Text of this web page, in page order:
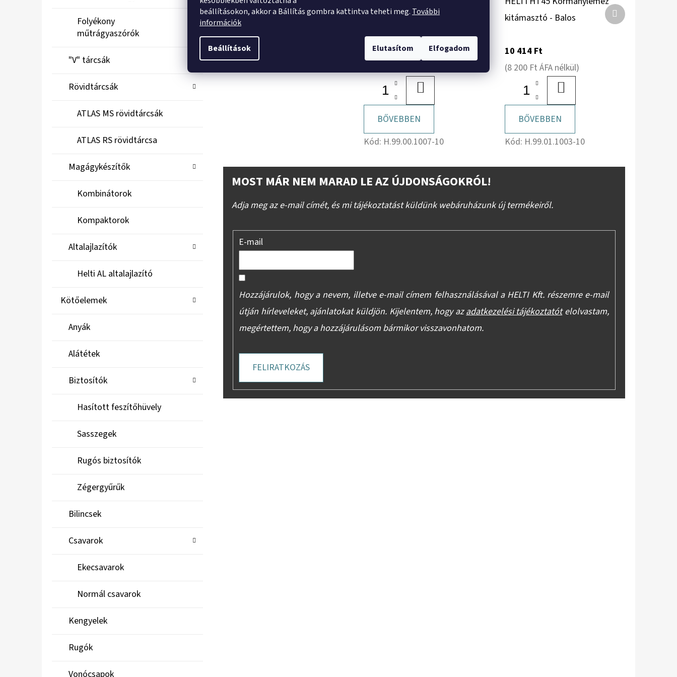
beállításokon, akkor a Bállítás gombra kattintva teheti meg. További
információk
Beállítások Elutasítom Elfogadom
Folyékony
műtrágyaszórók
"V" tárcsák
Rövidtárcsák
ATLAS MS rövidtárcsák
ATLAS RS rövidtárcsa
Magágykészítők
Kombinátorok
Kompaktorok
Altalajlazítók
Helti AL altalajlazító
Kötőelemek
Anyák
Alátétek
Biztosítók
Hasított feszítőhüvely
Sasszegek
Rugós biztosítók
Zégergyűrűk
Bilincsek
Csavarok
Ekecsavarok
Normál csavarok
Kengyelek
Rugók
Vonócsapok
Márka
bevonatolt szett - Balos
27 686 Ft
BŐVEBBEN
Kód: H.99.00.1007-10
kitámasztó - Balos
10 414 Ft
(8 200 Ft ÁFA nélkül)
BŐVEBBEN
Kód: H.99.01.1003-10
Következő
termék
MOST MÁR NEM MARAD LE AZ ÚJDONSÁGOKRÓL!
Adja meg az e-mail címét, és mi tájékoztatást küldünk webáruházunk új termékeiről.
E-mail
Hozzájárulok, hogy a nevem, illetve e-mail címem felhasználásával a HELTI Kft. részemre e-mail
útján hírleveleket, ajánlatokat küldjön. Kijelentem, hogy azadatkezelési tájékoztatót elolvastam,
megértettem, hogy a hozzájárulásom bármikor visszavonhatom.
FELIRATKOZÁS